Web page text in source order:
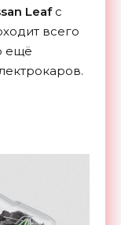
Leafс
всего
ещё